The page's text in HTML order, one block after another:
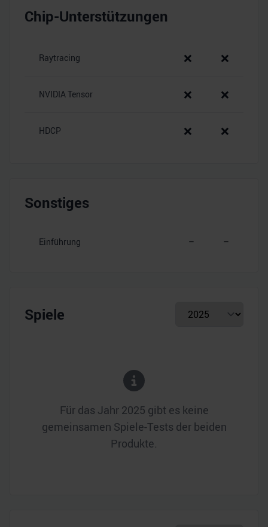
Chip-Unterstützungen
Raytracing ❌ ❌
NVIDIA Tensor ❌ ❌
HDCP ❌ ❌
Sonstiges
Einführung – –
Spiele
Für das Jahr 2025 gibt es keine
gemeinsamen Spiele-Tests der beiden
Produkte.